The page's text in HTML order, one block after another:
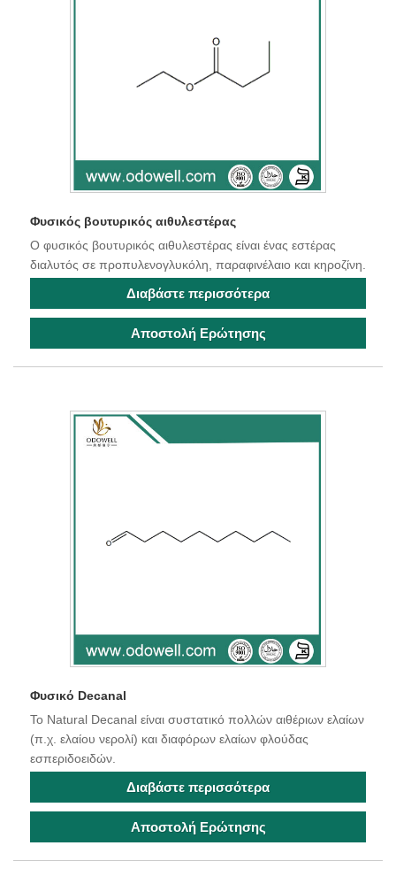
Φυσικός βουτυρικός αιθυλεστέρας
Ο φυσικός βουτυρικός αιθυλεστέρας είναι ένας εστέρας
διαλυτός σε προπυλενογλυκόλη, παραφινέλαιο και κηροζίνη.
Διαβάστε περισσότερα
Αποστολή Ερώτησης
Φυσικό Decanal
Το Natural Decanal είναι συστατικό πολλών αιθέριων ελαίων
(π.χ. ελαίου νερολί) και διαφόρων ελαίων φλούδας
εσπεριδοειδών.
Διαβάστε περισσότερα
Αποστολή Ερώτησης